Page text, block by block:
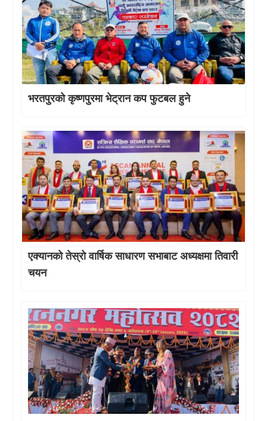
भरतपुरको कृष्णपुरमा भेट्रान कप फुटबल हुने
एक्यानको तेस्रो वार्षिक साधारण सभाबाट अध्यक्षमा तिवारी
चयन